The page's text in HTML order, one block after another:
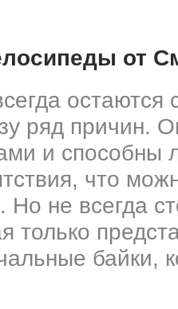
от
ряд причин.
и
что
Но не всегда
только
байки,